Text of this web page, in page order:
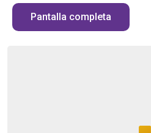
Datos
¿Quieres
Pantalla completa